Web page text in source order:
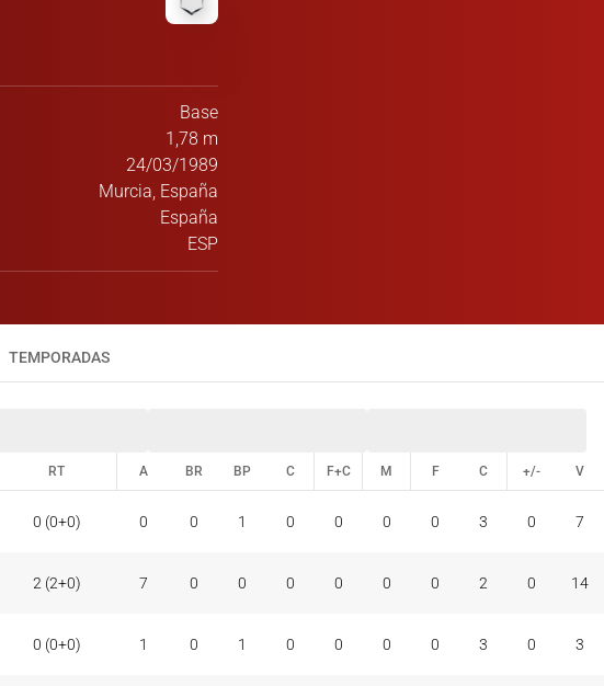
Base
1,78 m
24/03/1989
Murcia, España
España
ESP
TEMPORADAS
RT A BR BP C F+C M F C +/- V
0 (0+0) 0 0 1 0 0 0 0 3 0 7
2 (2+0) 7 0 0 0 0 0 0 2 0 14
0 (0+0) 1 0 1 0 0 0 0 3 0 3